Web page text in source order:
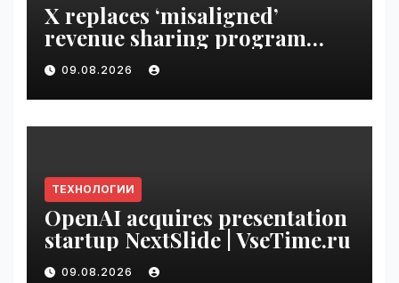
X replaces ‘misaligned’
revenue sharing program
with Original Content
Rewards | VseTime.ru
09.08.2026
ТЕХНОЛОГИИ
OpenAI acquires presentation
startup NextSlide | VseTime.ru
09.08.2026